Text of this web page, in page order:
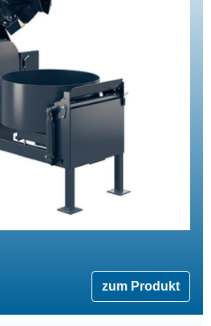
zum Produkt